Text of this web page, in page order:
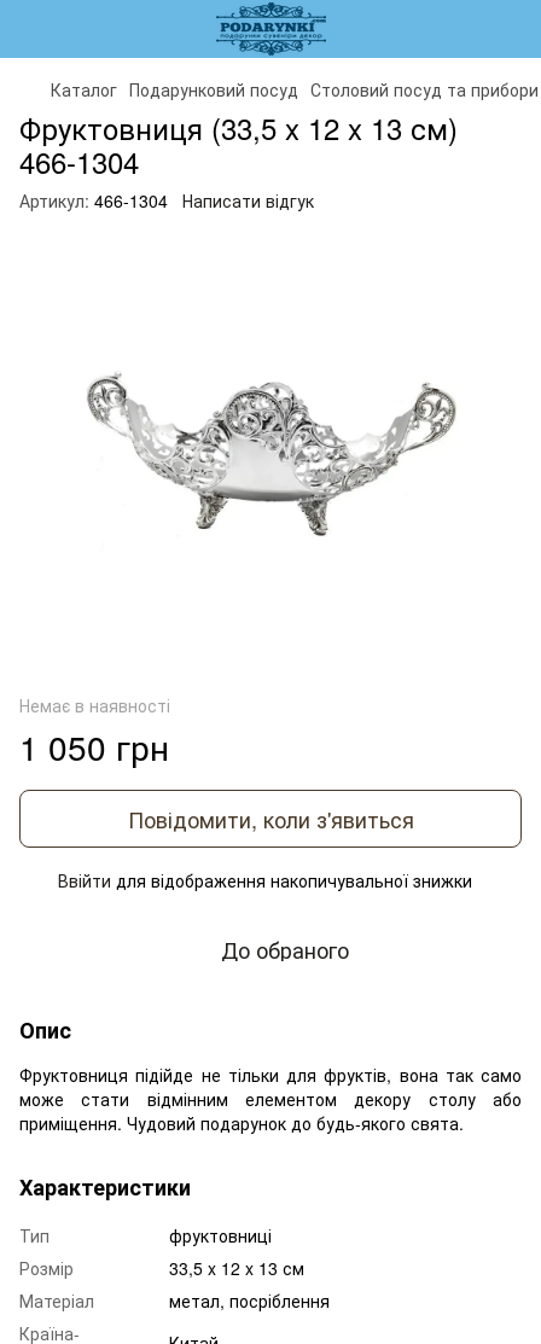
Каталог Подарунковий посуд Столовий посуд та прибори
Фруктовниця (33,5 x 12 x 13 см)
466-1304
Артикул: 466-1304 Написати відгук
Немає в наявності
1 050 грн
Повідомити, коли з'явиться
Ввійти для відображення накопичувальної знижки
До обраного
Опис
Фруктовниця підійде не тільки для фруктів, вона так само
може стати відмінним елементом декору столу або
приміщення. Чудовий подарунок до будь-якого свята.
Характеристики
Тип
фруктовниці
Розмір
33,5 x 12 x 13 см
Матеріал
метал, посріблення
Країна-